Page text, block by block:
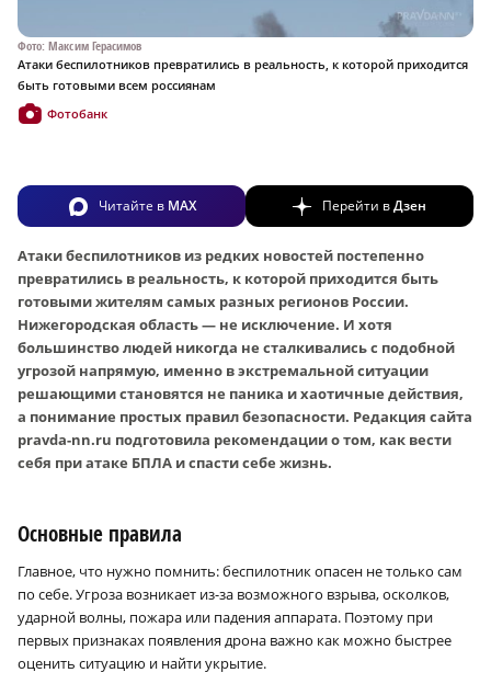
Фото: Максим Герасимов
Атаки беспилотников превратились в реальность, к которой приходится
быть готовыми всем россиянам
Фотобанк
Читайте в MAX Перейти вДзен
Атаки беспилотников из редких новостей постепенно
превратились в реальность, к которой приходится быть
готовыми жителям самых разных регионов России.
Нижегородская область — не исключение. И хотя
большинство людей никогда не сталкивались с подобной
угрозой напрямую, именно в экстремальной ситуации
решающими становятся не паника и хаотичные действия,
а понимание простых правил безопасности. Редакция сайта
pravda-nn.ru подготовила рекомендации о том, как вести
себя при атаке БПЛА и спасти себе жизнь.
Основные правила
Главное, что нужно помнить: беспилотник опасен не только сам
по себе. Угроза возникает из-за возможного взрыва, осколков,
ударной волны, пожара или падения аппарата. Поэтому при
первых признаках появления дрона важно как можно быстрее
оценить ситуацию и найти укрытие.